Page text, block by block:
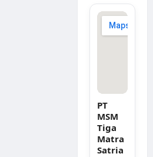
PT
MSM
Tiga
Matra
Satria